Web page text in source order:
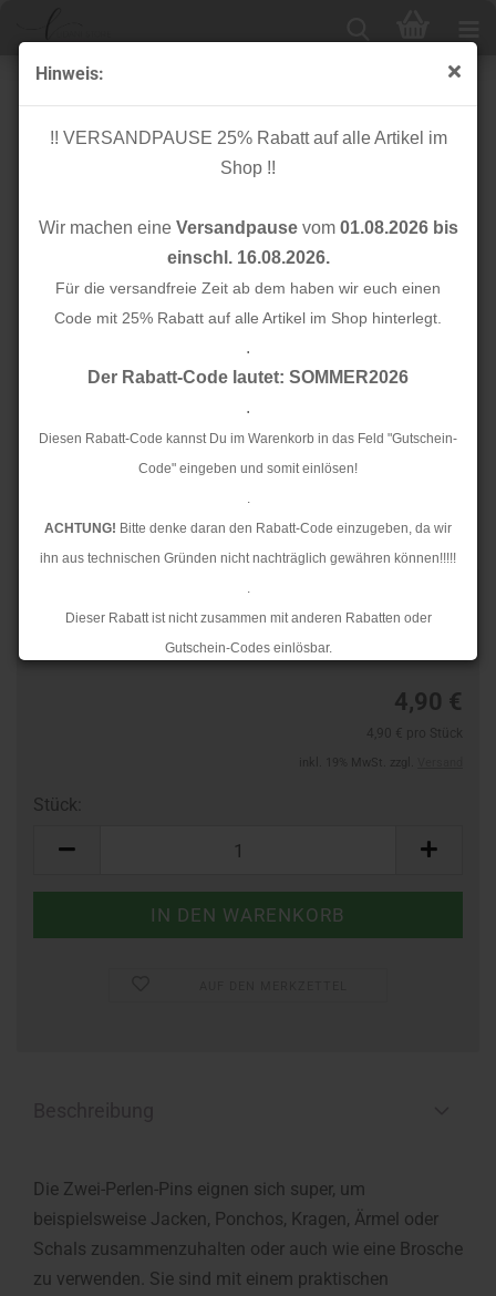
Hinweis:
!! VERSANDPAUSE 25% Rabatt auf alle Artikel im
Shop !!
Wir machen eine Versandpausevom 01.08.2026 bis
einschl. 16.08.2026.
Für die versandfreie Zeit ab dem haben wir euch einen
Code mit 25% Rabatt auf alle Artikel im Shop hinterlegt.
.
Der Rabatt-Code lautet: SOMMER2026
.
Diesen Rabatt-Code kannst Du im Warenkorb in das Feld "Gutschein-
Code" eingeben und somit einlösen!
.
ACHTUNG! Bitte denke daran den Rabatt-Code einzugeben, da wir
ihn aus technischen Gründen nicht nachträglich gewähren können!!!!!
.
Dieser Rabatt ist nicht zusammen mit anderen Rabatten oder
Gutschein-Codes einlösbar.
Ab dem 17.08.2026 versenden wir wieder wie gewohnt. Aufgrund des
Zwei Perlen Pin - silber - 65mm
4,90 €
Stück:
Die Zwei-Perlen-Pins eignen sich super, um
beispielsweise Jacken, Ponchos, Kragen, Ärmel oder
Schals zusammenzuhalten oder auch wie eine Brosche
zu verwenden. Sie sind mit einem praktischen